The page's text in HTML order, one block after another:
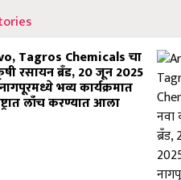
Tagros Chemicals चा
रसायन ब्रँड, 20 जून 2025
भव्य कार्यक्रमात
लाँच करण्यात आला